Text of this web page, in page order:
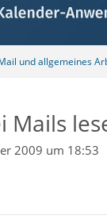
und allgemeines
Mails
2009 um 18:53